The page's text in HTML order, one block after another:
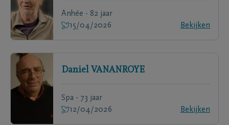
Anhée - 82 jaar
15/04/2026
Bekijken
Daniel VANANROYE
Spa - 73 jaar
12/04/2026
Bekijken